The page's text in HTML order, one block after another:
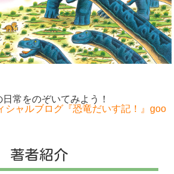
常をのぞいてみよう！
ャルブログ『恐竜だいす記！』goo
著者紹介